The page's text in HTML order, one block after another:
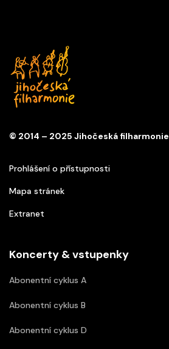
© 2014 – 2025 Jihočeská filharmonie
Prohlášení o přístupnosti
Mapa stránek
Extranet
Koncerty & vstupenky
Abonentní cyklus A
Abonentní cyklus B
Abonentní cyklus D